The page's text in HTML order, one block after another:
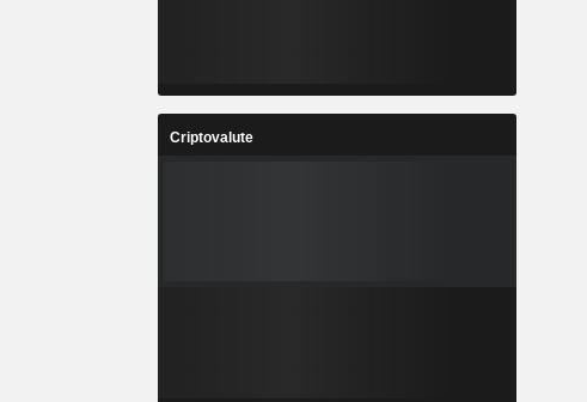
Criptovalute